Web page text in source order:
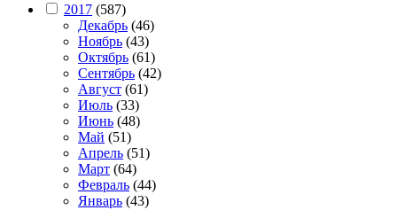
2017 (587)
Декабрь (46)
Ноябрь (43)
Октябрь (61)
Сентябрь (42)
Август (61)
Июль (33)
Июнь (48)
Май (51)
Апрель (51)
Март (64)
Февраль (44)
Январь (43)